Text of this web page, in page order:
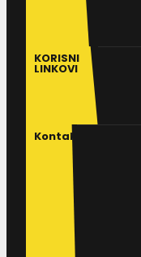
KORISNI
LINKOVI
Kontakt